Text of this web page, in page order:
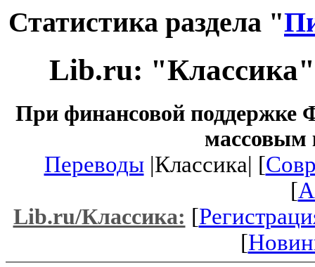
Статистика раздела "
Lib.ru:
При финансовой поддержке
массовым
Переводы|Классика| [
[
Lib.ru/Классика: [
[